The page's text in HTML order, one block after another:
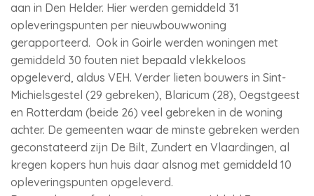
aan in Den Helder. Hier werden gemiddeld 31
opleveringspunten per nieuwbouwwoning
gerapporteerd. Ook in Goirle werden woningen met
gemiddeld 30 fouten niet bepaald vlekkeloos
opgeleverd, aldus VEH. Verder lieten bouwers in Sint-
Michielsgestel (29 gebreken), Blaricum (28), Oegstgeest
en Rotterdam (beide 26) veel gebreken in de woning
achter. De gemeenten waar de minste gebreken werden
geconstateerd zijn De Bilt, Zundert en Vlaardingen, al
kregen kopers hun huis daar alsnog met gemiddeld 10
opleveringspunten opgeleverd.